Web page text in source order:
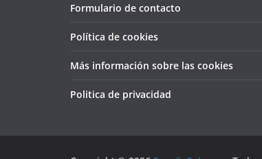
Formulario de contacto
Política de cookies
Más información sobre las cookies
Politica de privacidad